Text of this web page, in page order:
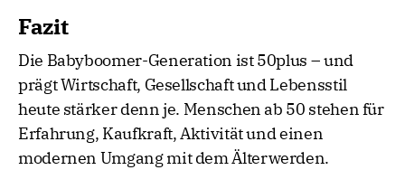
Fazit
Die Babyboomer-Generation ist 50plus – und
prägt Wirtschaft, Gesellschaft und Lebensstil
heute stärker denn je. Menschen ab 50 stehen für
Erfahrung, Kaufkraft, Aktivität und einen
modernen Umgang mit dem Älterwerden.